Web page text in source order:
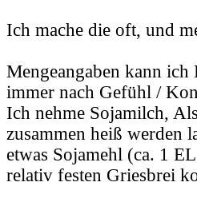
Ich mache die oft, und
Mengeangaben kann
immer nach Gefühl /
Ich nehme Sojamilch,
zusammen heiß werden
etwas Sojamehl (ca. 1
relativ festen Griesbrei